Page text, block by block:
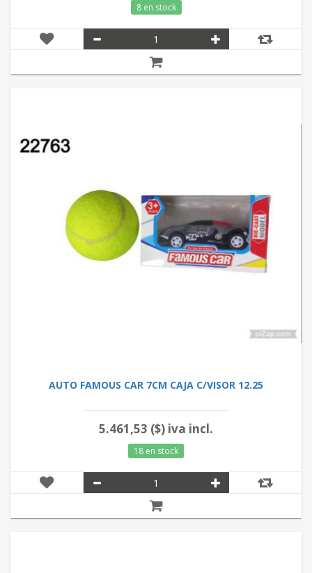
8 en stock
AUTO FAMOUS CAR 7CM CAJA C/VISOR 12.25
5.461,53 ($) iva incl.
18 en stock